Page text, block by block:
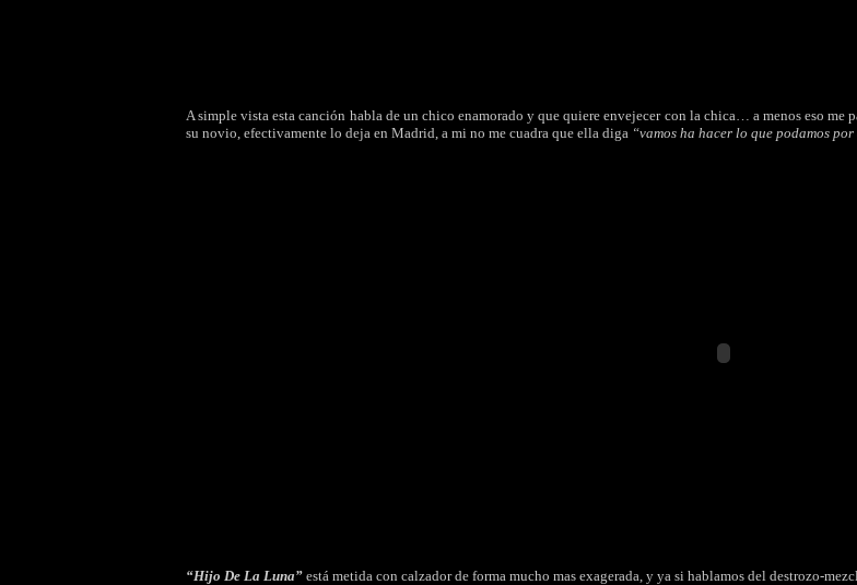
A simple vista esta canción habla de un chico enamorado y que quiere envejecer con la chica… a menos eso me
su novio, efectivamente lo deja en Madrid, a mi no me cuadra que ella diga “vamos ha hacer lo que podamos
“Hijo De La Luna” está metida con calzador de forma mucho mas exagerada, y ya si hablamos del destrozo-